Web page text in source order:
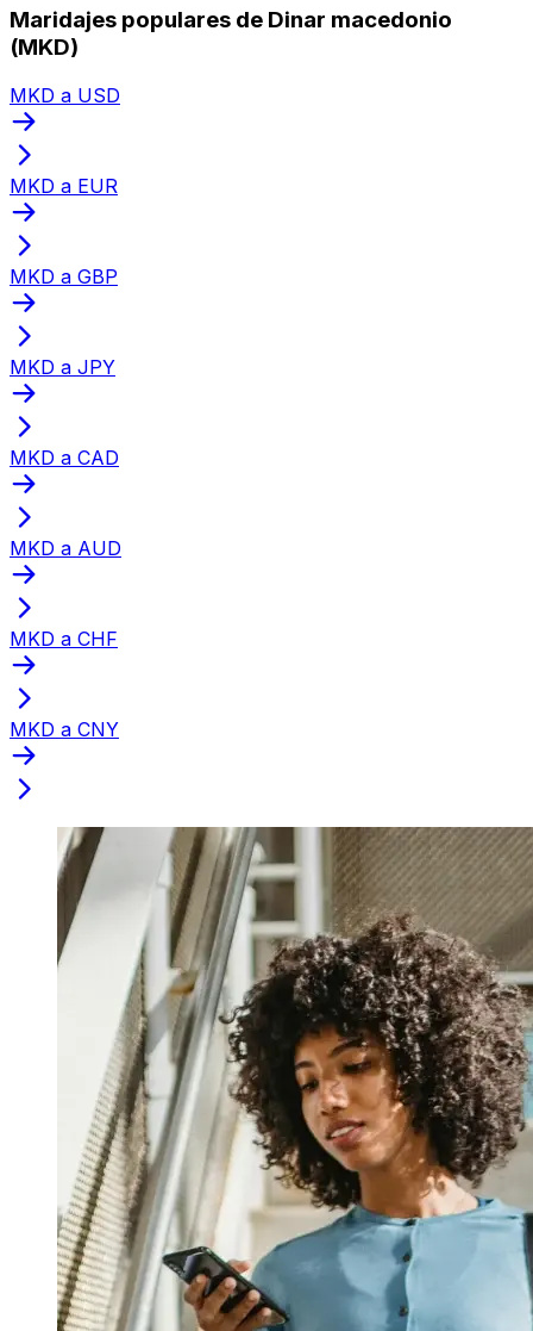
Maridajes populares de Dinar macedonio
(MKD)
MKD a USD
MKD a EUR
MKD a GBP
MKD a JPY
MKD a CAD
MKD a AUD
MKD a CHF
MKD a CNY